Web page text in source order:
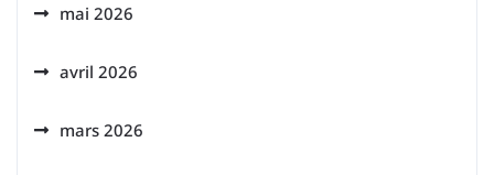
mai 2026
avril 2026
mars 2026